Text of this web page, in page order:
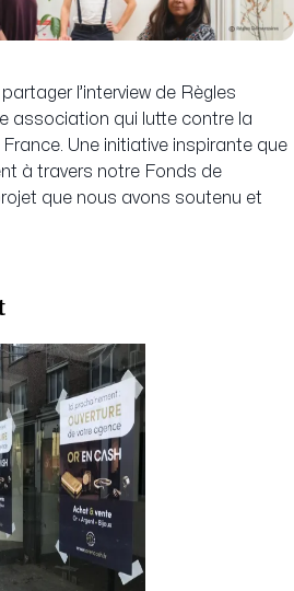
l’interview de Règles
association qui lutte contre la
Une initiative inspirante que
à travers notre Fonds de
que nous avons soutenu et